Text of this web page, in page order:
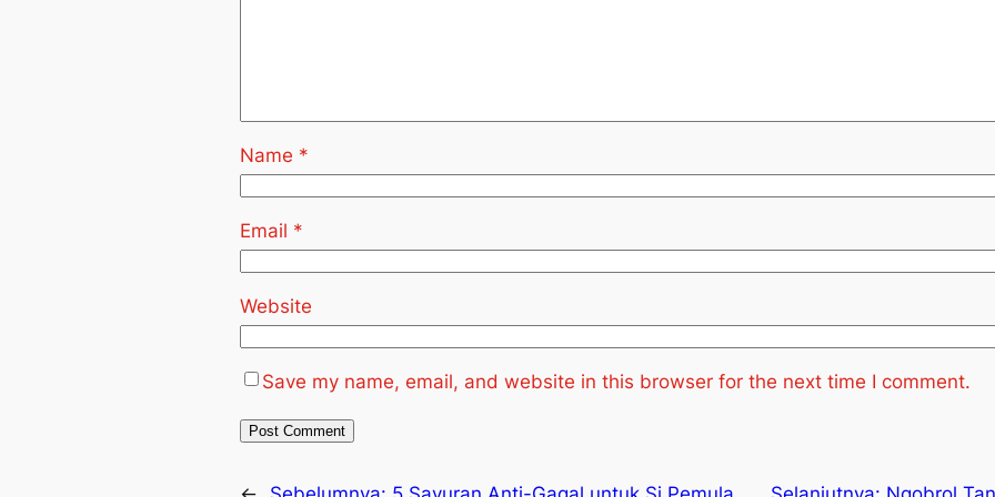
Name *
Email *
Website
Save my name, email, and website in this browser for the next time I comment.